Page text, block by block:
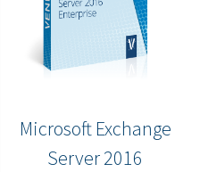
Microsoft Exchange
Server 2016